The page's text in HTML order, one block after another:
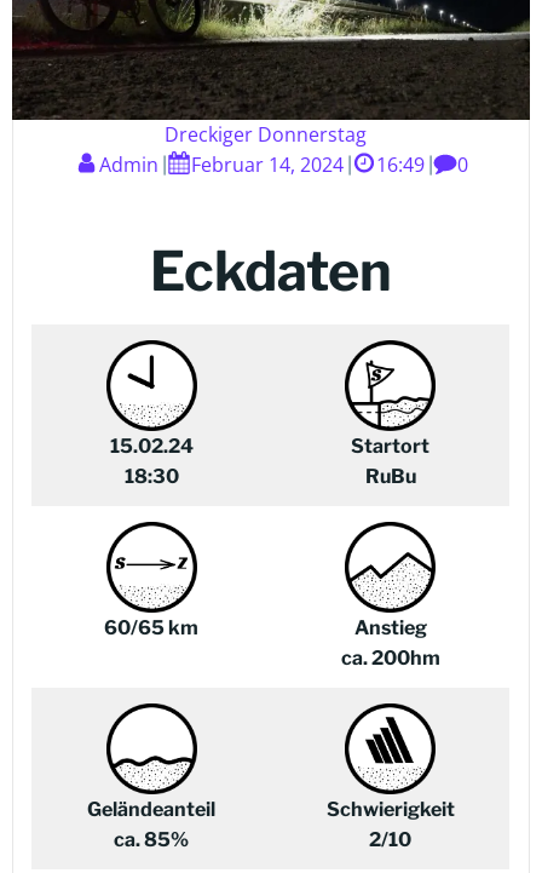
Dreckiger Donnerstag
Admin
Februar 14, 2024 16:49 0
Eckdaten
15.02.24
18:30
Startort
RuBu
60/65km
Anstieg
ca. 200hm
Geländeanteil
ca. 85%
Schwierigkeit
2/10